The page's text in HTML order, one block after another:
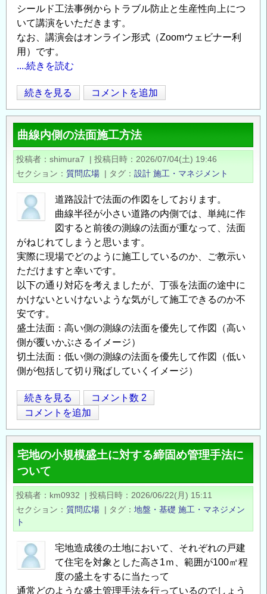
シールド工法事例からトラブル防止と生産性向上につ
いて講演をいただきます。
なお、講演会はオンライン形式（Zoomウェビナー利
用）です。
....続きを読む
第
22
回
ジ
オ
ク
講
演
（AI
活
用・
品
質
向
上・
シ
ー
ル
ド
ト
ン
ネ
ル）
の
続きを見る コメントを追加
曲線内側の法面施工方法
投稿者 shimura7 | 投稿日時
2026/07/04(土) 19:46
セクション
質問広場 | タグ 設計 施工・マネジメント
道路設計で法面の作図をしております。
曲線半径が小さい道路の内側では、単純に作
図すると前後の測線の法面が重なって、法面
がねじれてしまうと思います。
実際に現場でどのように施工しているのか、ご教示い
ただけますと幸いです。
以下の通り対応を考えましたが、丁張を法面の途中に
かけないといけないような気がして施工できるのか不
安です。
盛土法面：高い側の測線の法面を優先して作図（高い
側が覆いかぶさるイメージ）
切土法面：低い側の測線の法面を優先して作図（低い
側が包括して切り飛ばしていくイメージ）
曲
線
内
側
の
法
面
施
工
方
法
の
続きを見る
コメント数 2
コメントを追加
宅地の小規模盛土に対する締固め管理手法に
ついて
投稿者 km0932 | 投稿日時
2026/06/22(月) 15:11
セクション
質問広場 | タグ 地盤・基礎 施工・マネジメン
ト
宅地造成後の土地において、それぞれの戸建
て住宅を対象とした高さ1ｍ、範囲が100㎡程
度の盛土をするに当たって
通常どのような盛土管理手法を行っているのでしょう